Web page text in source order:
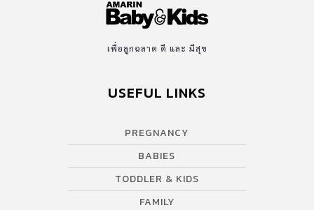
เพื่อลูกฉลาด ดี และ มีสุข
USEFUL LINKS
PREGNANCY
BABIES
TODDLER & KIDS
FAMILY